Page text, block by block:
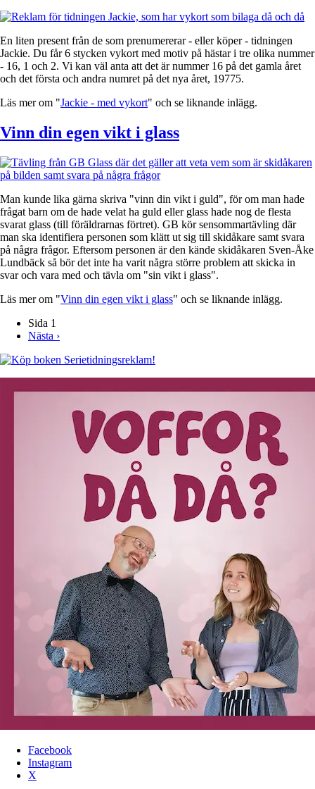
En liten present från de som prenumererar - eller köper - tidningen
Jackie. Du får 6 stycken vykort med motiv på hästar i tre olika nummer
- 16, 1 och 2. Vi kan väl anta att det är nummer 16 på det gamla året
och det första och andra numret på det nya året, 19775.
Läs mer om "Jackie - med vykort" och se liknande inlägg.
Vinn din egen vikt i glass
Man kunde lika gärna skriva "vinn din vikt i guld", för om man hade
frågat barn om de hade velat ha guld eller glass hade nog de flesta
svarat glass (till föräldrarnas förtret). GB kör sensommartävling där
man ska identifiera personen som klätt ut sig till skidåkare samt svara
på några frågor. Eftersom personen är den kände skidåkaren Sven-Åke
Lundbäck så bör det inte ha varit några större problem att skicka in
svar och vara med och tävla om "sin vikt i glass".
Läs mer om "Vinn din egen vikt i glass" och se liknande inlägg.
Paginering
Sida 1
Nästa
Nästa ›
Sidfot
Facebook
Instagram
X